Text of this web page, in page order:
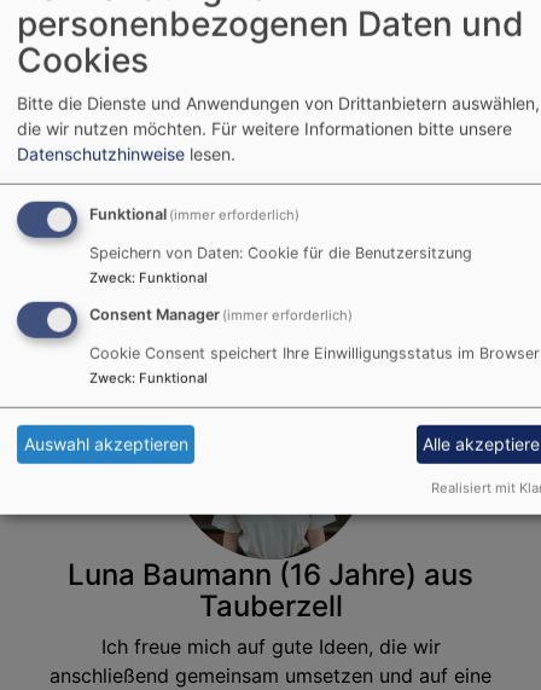
Lilly Feike (16 Jahre) aus
Wettringen
Ich freue mich auf eine tolle Gemeinschaft,
schöne gemeinsame Aktionen und, dass wir die
evangelische Jugend gut vertreten.
Luna Baumann (16 Jahre) aus
Tauberzell
Ich freue mich auf gute Ideen, die wir
anschließend gemeinsam umsetzen und auf eine
personenbezogenen Daten und
Cookies
Bitte die Dienste und Anwendungen von Drittanbietern auswählen,
die wir nutzen möchten. Für weitere Informationen bitte unsere
Datenschutzhinweise lesen.
Funktional (immer erforderlich)
Speichern von Daten: Cookie für die Benutzersitzung
Zweck: Funktional
Consent Manager (immer erforderlich)
Cookie Consent speichert Ihre Einwilligungsstatus im Browser
Zweck: Funktional
Auswahl akzeptieren Alle
Realisiert mit